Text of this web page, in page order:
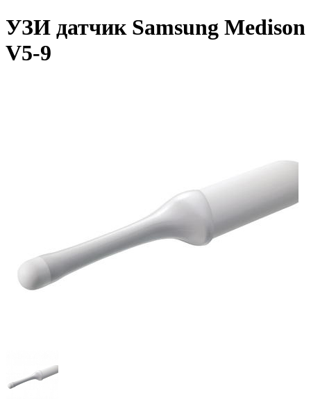
УЗИ датчик Samsung Medison
V5-9